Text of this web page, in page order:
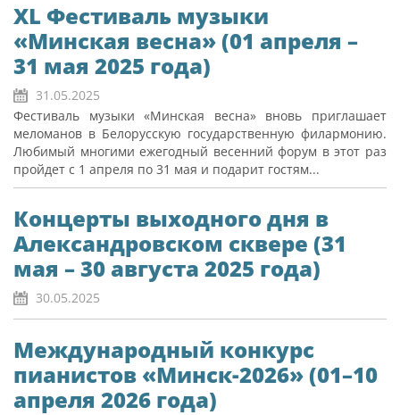
XL Фестиваль музыки
«Минская весна» (01 апреля –
31 мая 2025 года)
31.05.2025
Фестиваль музыки «Минская весна» вновь приглашает
меломанов в Белорусскую государственную филармонию.
Любимый многими ежегодный весенний форум в этот раз
пройдет с 1 апреля по 31 мая и подарит гостям...
Концерты выходного дня в
Александровском сквере (31
мая – 30 августа 2025 года)
30.05.2025
Международный конкурс
пианистов «Минск-2026» (01–10
апреля 2026 года)